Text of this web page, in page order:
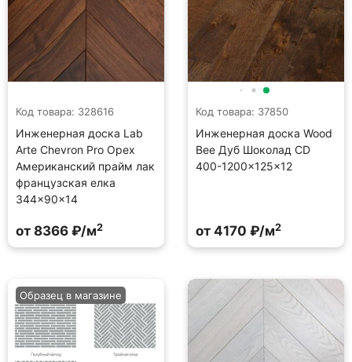
Код товара: 328616
Инженерная доска Lab
Arte Chevron Pro Орех
Американский прайм лак
французская елка
344×90×14
от 8366 ₽/м2
Код товара: 37850
Инженерная доска Wood
Bee Дуб Шоколад CD
400-1200×125×12
от 4170 ₽/м2
Образец в магазине